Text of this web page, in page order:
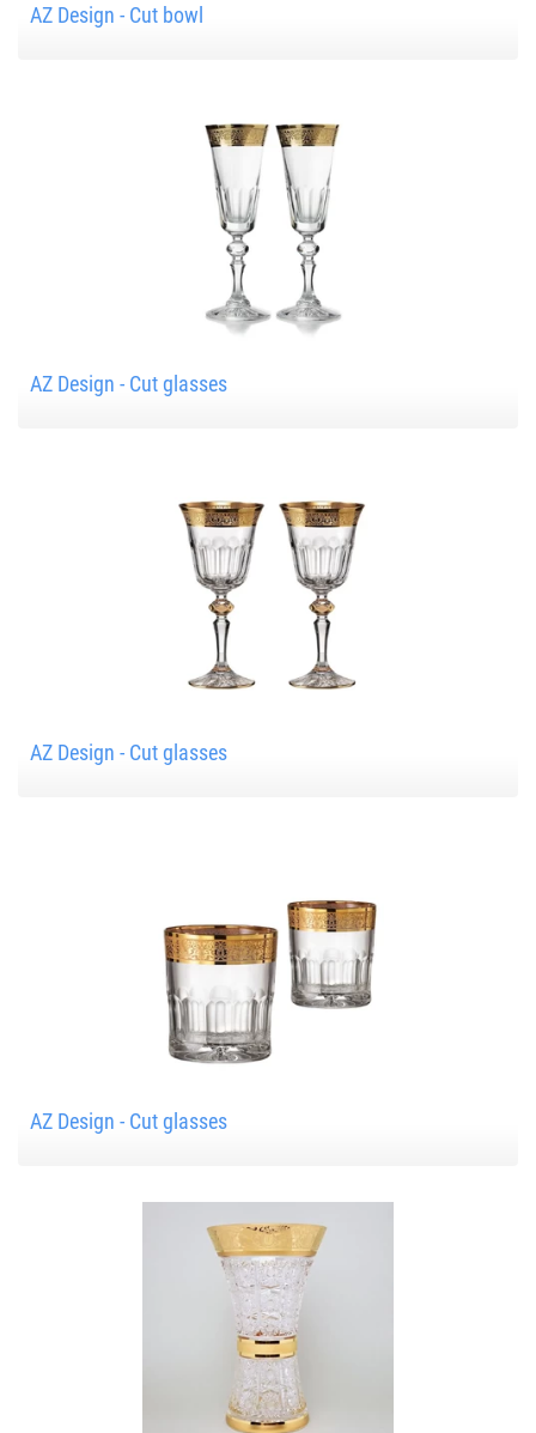
AZ Design - Cut bowl
AZ Design - Cut glasses
AZ Design - Cut glasses
AZ Design - Cut glasses